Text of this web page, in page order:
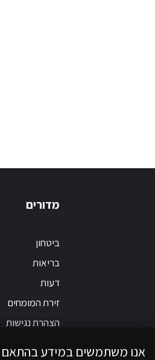
מדורים
ביטחון
בריאות
דעות
זירת המומחים
הצהרת נגישות
אנו משתמשים במידע בהתאם